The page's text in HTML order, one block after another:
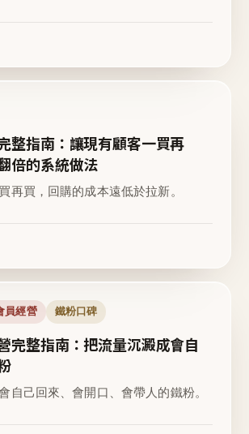
整指南：讓現有顧客一買再
倍的系統做法
再買，回購的成本遠低於拉新。
員經營 鐵粉口碑
完整指南：把流量沉澱成會自
自己回來、會開口、會帶人的鐵粉。